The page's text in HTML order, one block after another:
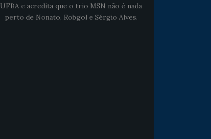
UFBA e acredita que o trio MSN não é nada
perto de Nonato, Robgol e Sérgio Alves.